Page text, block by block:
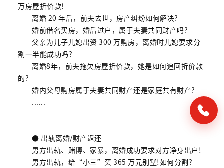
万房屋折价款!
离婚 20 年后，前夫去世，房产纠纷如何解决?
婚前借名买房，婚后过户，属于夫妻共同财产吗?
父亲为儿子儿媳出资 300 万购房，离婚时儿媳要求分
割一半能成功吗?
离婚8年，前夫拖欠房屋折价款，她是如何追回折价款
的?
婚内父母购房属于夫妻共同财产还是家庭共有财产?
......
● 出轨离婚/财产返还
男方出轨、赌博、家暴，离婚成功要求对方净身出户!
男方出轨，给“小三”买 365 万元别墅!如何分割?